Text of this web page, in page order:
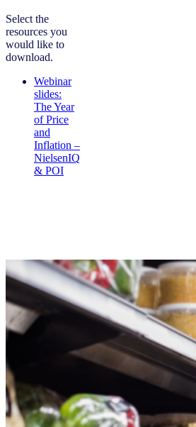
Select the
resources you
would like to
download.
Webinar
slides:
The Year
of Price
and
Inflation –
NielsenIQ
& POI